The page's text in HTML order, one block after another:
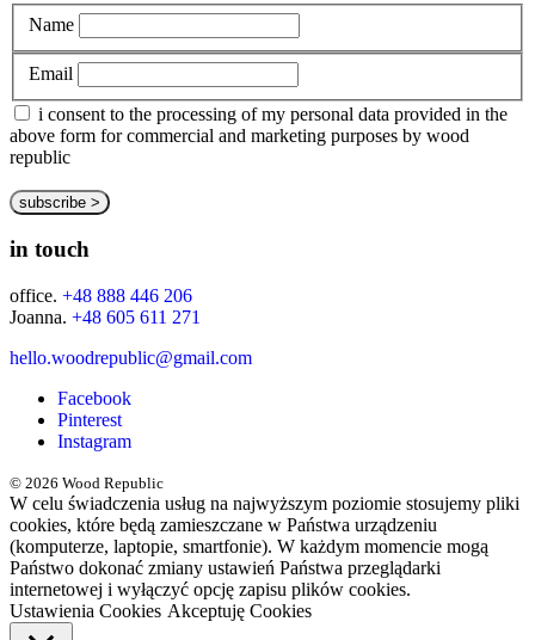
Name
Email
i consent to the processing of my personal data provided in the
above form for commercial and marketing purposes by wood
republic
in touch
office. +48 888 446 206
Joanna. +48 605 611 271
hello.woodrepublic@gmail.com
Facebook
Pinterest
Instagram
© 2026 Wood Republic
W celu świadczenia usług na najwyższym poziomie stosujemy pliki
cookies, które będą zamieszczane w Państwa urządzeniu
(komputerze, laptopie, smartfonie). W każdym momencie mogą
Państwo dokonać zmiany ustawień Państwa przeglądarki
internetowej i wyłączyć opcję zapisu plików cookies.
Ustawienia Cookies Akceptuję Cookies